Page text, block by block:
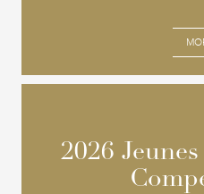
2026
2026